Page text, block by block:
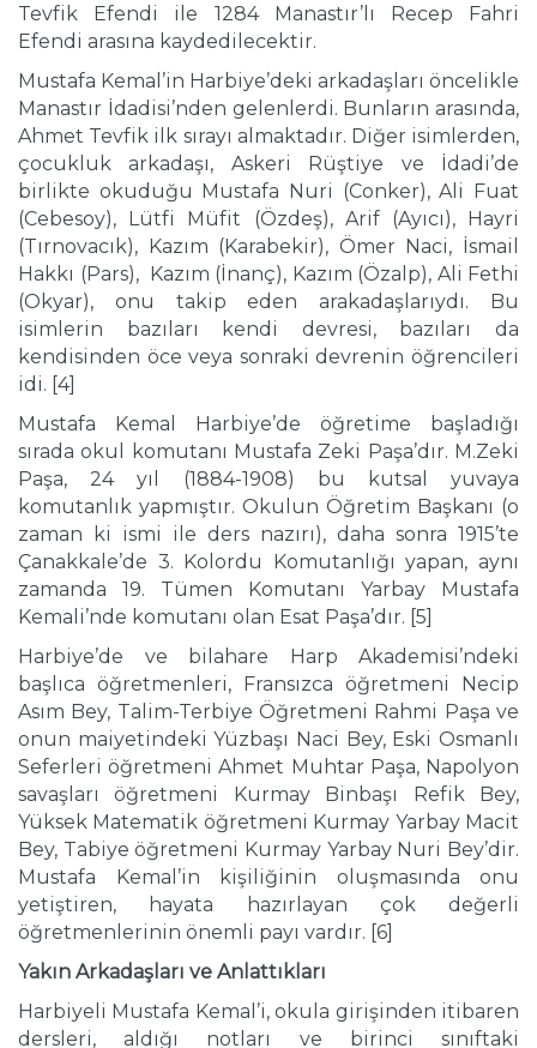
Tevfik Efendi ile 1284 Manastır’lı Recep Fahri
Efendi arasına kaydedilecektir.
Mustafa Kemal’in Harbiye’deki arkadaşları öncelikle
Manastır İdadisi’nden gelenlerdi. Bunların arasında,
Ahmet Tevfik ilk sırayı almaktadır. Diğer isimlerden,
çocukluk arkadaşı, Askeri Rüştiye ve İdadi’de
birlikte okuduğu Mustafa Nuri (Conker), Ali Fuat
(Cebesoy), Lütfi Müfit (Özdeş), Arif (Ayıcı), Hayri
(Tırnovacık), Kazım (Karabekir), Ömer Naci, İsmail
Hakkı (Pars), Kazım (İnanç), Kazım (Özalp), Ali Fethi
(Okyar), onu takip eden arakadaşlarıydı. Bu
isimlerin bazıları kendi devresi, bazıları da
kendisinden öce veya sonraki devrenin öğrencileri
idi. [4]
Mustafa Kemal Harbiye’de öğretime başladığı
sırada okul komutanı Mustafa Zeki Paşa’dır. M.Zeki
Paşa, 24 yıl (1884-1908) bu kutsal yuvaya
komutanlık yapmıştır. Okulun Öğretim Başkanı (o
zaman ki ismi ile ders nazırı), daha sonra 1915’te
Çanakkale’de 3. Kolordu Komutanlığı yapan, aynı
zamanda 19. Tümen Komutanı Yarbay Mustafa
Kemali’nde komutanı olan Esat Paşa’dır. [5]
Harbiye’de ve bilahare Harp Akademisi’ndeki
başlıca öğretmenleri, Fransızca öğretmeni Necip
Asım Bey, Talim-Terbiye Öğretmeni Rahmi Paşa ve
onun maiyetindeki Yüzbaşı Naci Bey, Eski Osmanlı
Seferleri öğretmeni Ahmet Muhtar Paşa, Napolyon
savaşları öğretmeni Kurmay Binbaşı Refik Bey,
Yüksek Matematik öğretmeni Kurmay Yarbay Macit
Bey, Tabiye öğretmeni Kurmay Yarbay Nuri Bey’dir.
Mustafa Kemal’in kişiliğinin oluşmasında onu
yetiştiren, hayata hazırlayan çok değerli
öğretmenlerinin önemli payı vardır. [6]
Yakın Arkadaşları ve Anlattıkları
Harbiyeli Mustafa Kemal’i, okula girişinden itibaren
dersleri, aldığı notları ve birinci sınıftaki